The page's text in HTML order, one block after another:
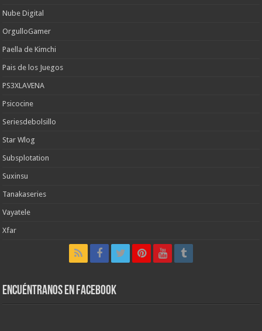
Nube Digital
OrgulloGamer
Paella de Kimchi
Pais de los Juegos
PS3XLAVENA
Psicocine
Seriesdebolsillo
Star Wlog
Subsplotation
Suxinsu
Tanakaseries
Vayatele
Xfar
Encuéntranos en Facebook